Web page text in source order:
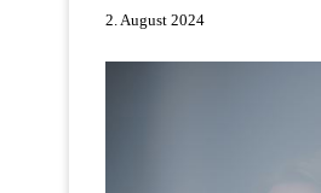
2. August 2024